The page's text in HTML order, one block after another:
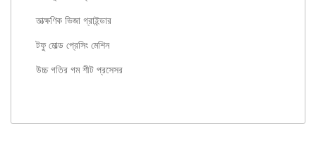
তাত্ক্ষণিক ভিজা গ্রাইন্ডার
টফু মোল্ড প্রেসিং মেশিন
উচ্চ গতির গম শীট প্রসেসর